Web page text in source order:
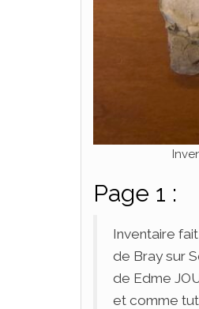
Page 1 :
Inventaire
de Bray sur
de Edme
et comme